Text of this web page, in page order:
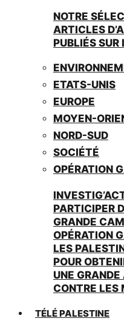
NOTRE
ARTICLES
PUBLIÉS SUR
ETATS-UNIS
EUROPE
MOYEN-
NORD-SUD
SOCIÉTÉ
OPÉRATION
PARTICIPER
GRANDE
OPÉRATION
LES
POUR
UNE
CONTRE LES
TÉLÉ PALESTINE